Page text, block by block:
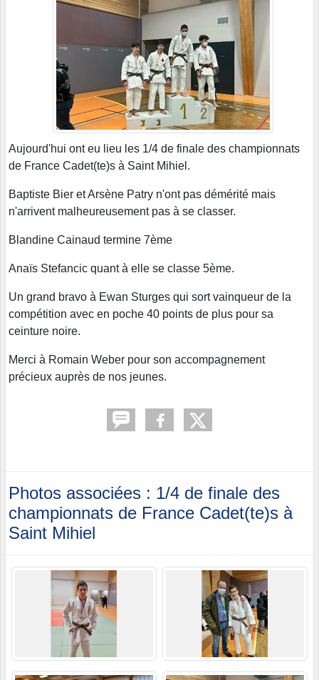
Aujourd'hui ont eu lieu les 1/4 de finale des championnats
de France Cadet(te)s à Saint Mihiel.
Baptiste Bier et Arsène Patry n'ont pas démérité mais
n'arrivent malheureusement pas à se classer.
Blandine Cainaud termine 7ème
Anaïs Stefancic quant à elle se classe 5ème.
Un grand bravo à Ewan Sturges qui sort vainqueur de la
compétition avec en poche 40 points de plus pour sa
ceinture noire.
Merci à Romain Weber pour son accompagnement
précieux auprès de nos jeunes.
Photos associées : 1/4 de finale des
championnats de France Cadet(te)s à
Saint Mihiel